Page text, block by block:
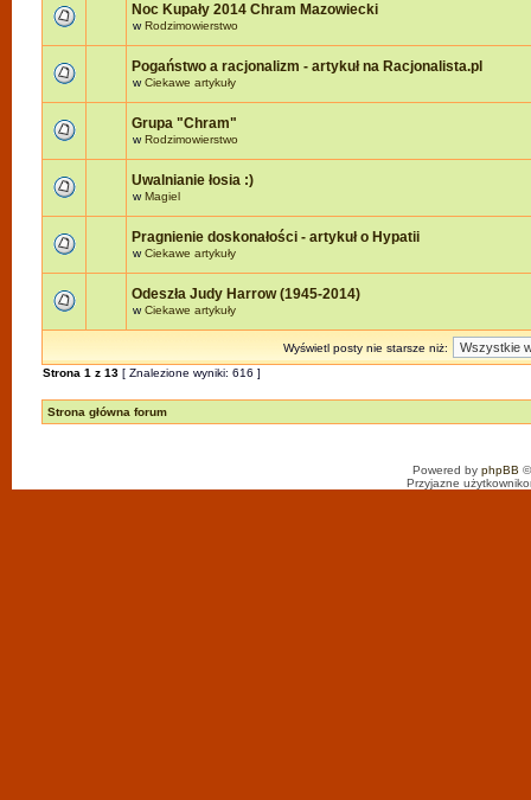
Noc Kupały 2014 Chram Mazowiecki
wRodzimowierstwo
Pogaństwo a racjonalizm - artykuł na Racjonalista.pl
wCiekawe artykuły
Grupa "Chram"
wRodzimowierstwo
Uwalnianie łosia :)
wMagiel
Pragnienie doskonałości - artykuł o Hypatii
wCiekawe artykuły
Odeszła Judy Harrow (1945-2014)
wCiekawe artykuły
Wyświetl posty nie starsze niż:
Strona 1 z 13 [ Znalezione wyniki: 616 ]
Strona główna forum
Powered by phpBB
Przyjazne